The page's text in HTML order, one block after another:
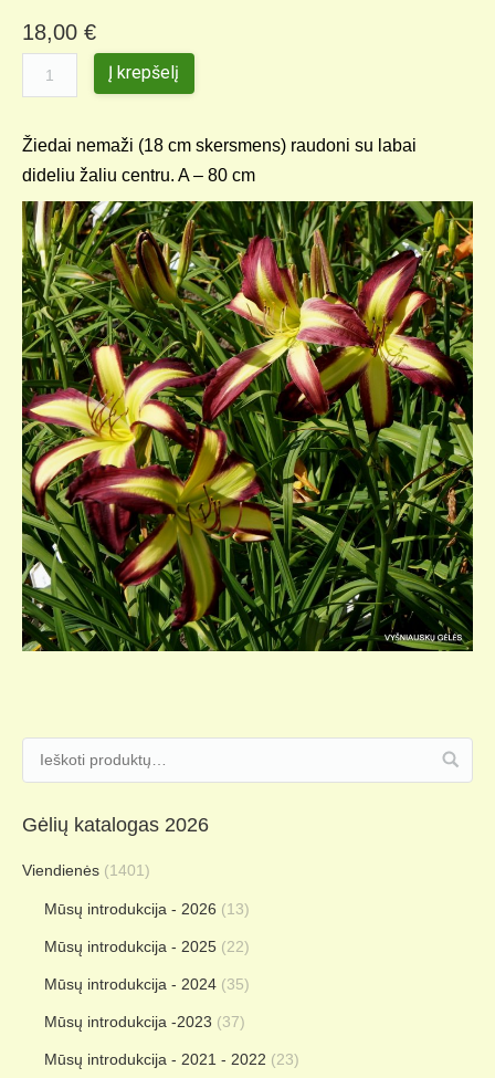
18,00 €
Į krepšelį
Žiedai nemaži (18 cm skersmens) raudoni su labai
dideliu žaliu centru. A – 80 cm
Gėlių katalogas 2026
Viendienės (1401)
Mūsų introdukcija - 2026 (13)
Mūsų introdukcija - 2025 (22)
Mūsų introdukcija - 2024 (35)
Mūsų introdukcija -2023 (37)
Mūsų introdukcija - 2021 - 2022 (23)